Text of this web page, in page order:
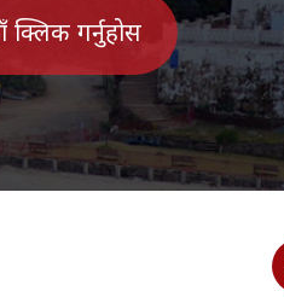
क्लिक गर्नुहोस